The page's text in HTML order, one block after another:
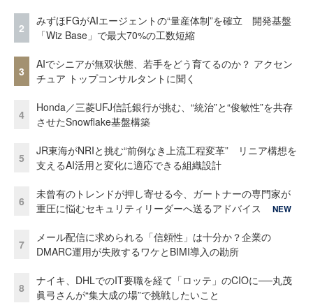
2
みずほFGがAIエージェントの“量産体制”を確立 開発基盤
「Wiz Base」で最大70%の工数短縮
3
AIでシニアが無双状態、若手をどう育てるのか？ アクセン
チュア トップコンサルタントに聞く
4
Honda／三菱UFJ信託銀行が挑む、“統治”と“俊敏性”を共存
させたSnowflake基盤構築
5
JR東海がNRIと挑む“前例なき上流工程変革” リニア構想を
支えるAI活用と変化に適応できる組織設計
6
未曾有のトレンドが押し寄せる今、ガートナーの専門家が
重圧に悩むセキュリティリーダーへ送るアドバイス
NEW
7
メール配信に求められる「信頼性」は十分か？企業の
DMARC運用が失敗するワケとBIMI導入の勘所
8
ナイキ、DHLでのIT要職を経て「ロッテ」のCIOに──丸茂
眞弓さんが“集大成の場”で挑戦したいこと